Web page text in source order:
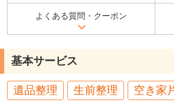
よくある質問・クーポン
基本サービス
遺品整理 生前整理 空き家